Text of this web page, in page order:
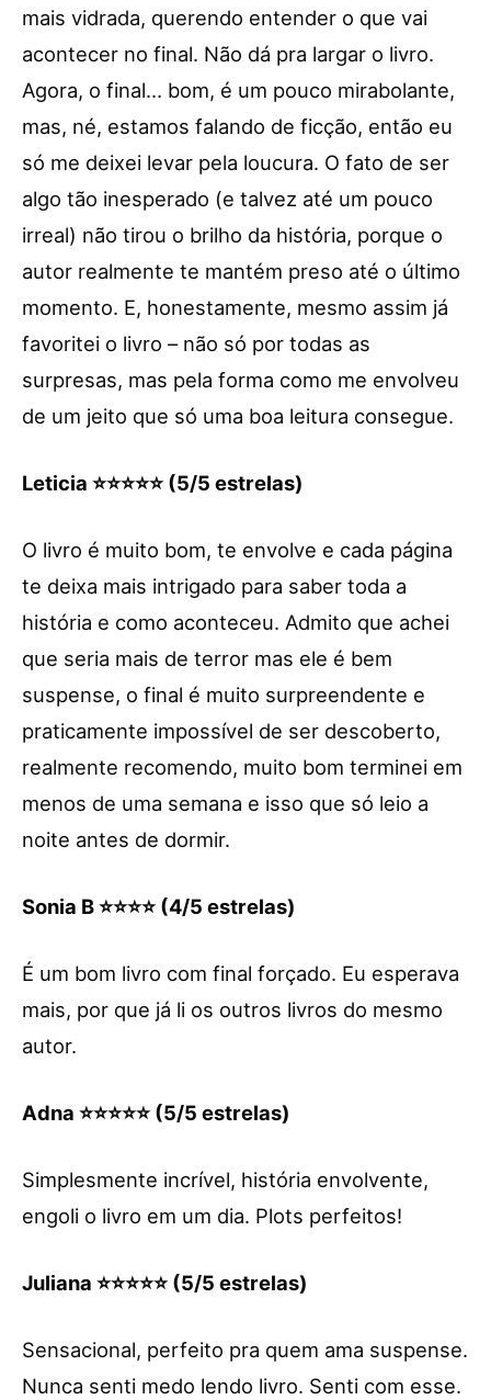
mais vidrada, querendo entender o que vai
acontecer no final. Não dá pra largar o livro.
Agora, o final… bom, é um pouco mirabolante,
mas, né, estamos falando de ficção, então eu
só me deixei levar pela loucura. O fato de ser
algo tão inesperado (e talvez até um pouco
irreal) não tirou o brilho da história, porque o
autor realmente te mantém preso até o último
momento. E, honestamente, mesmo assim já
favoritei o livro – não só por todas as
surpresas, mas pela forma como me envolveu
de um jeito que só uma boa leitura consegue.
Leticia ⭐⭐⭐⭐⭐ (5/5 estrelas)
O livro é muito bom, te envolve e cada página
te deixa mais intrigado para saber toda a
história e como aconteceu. Admito que achei
que seria mais de terror mas ele é bem
suspense, o final é muito surpreendente e
praticamente impossível de ser descoberto,
realmente recomendo, muito bom terminei em
menos de uma semana e isso que só leio a
noite antes de dormir.
Sonia B ⭐⭐⭐⭐ (4/5 estrelas)
É um bom livro com final forçado. Eu esperava
mais, por que já li os outros livros do mesmo
autor.
Adna ⭐⭐⭐⭐⭐ (5/5 estrelas)
Simplesmente incrível, história envolvente,
engoli o livro em um dia. Plots perfeitos!
Juliana ⭐⭐⭐⭐⭐ (5/5 estrelas)
Sensacional, perfeito pra quem ama suspense.
Nunca senti medo lendo livro. Senti com esse.